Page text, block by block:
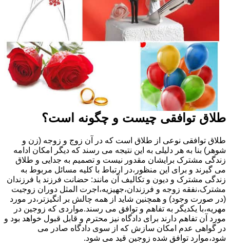
طلاق توافقی چیست و چگونه است؟
طلاق توافقی نوعی از طلاق است که در آن زوج و زوجه (زن و
شوهر) بنا به هر دلیلی به این نتیجه می رسند که دیگر امکان ادامه
زندگی مشترک برایشان مقدور نیست و تصمیم به جدایی و طلاق
می گیرند و برای این منظور،در ارتباط با کلیه مسائل مربوط به
زندگی مشترک و دیون و تکالیف آن مانند: حضانت فرزند یا فرزندان
مشترک،نفقه زوجه و فرزندان،جهیزیه،اجرت المثل دوران زوجیت
(در صورت وجود) و همچنین شاید از همه چالش بر انگیزتر،در مورد
مهریه،با یکدیگر به تفاهم و توافق می رسند.مواردی که زوجین در
مورد آن تفاهم دارند برای دادگاه نیز محترم و قابل قبول خواهد بود و
در گواهی عدم امکان سازش که از سوی دادگاه صادر می
شود،موارد توافق شده زوجین قید می شود.